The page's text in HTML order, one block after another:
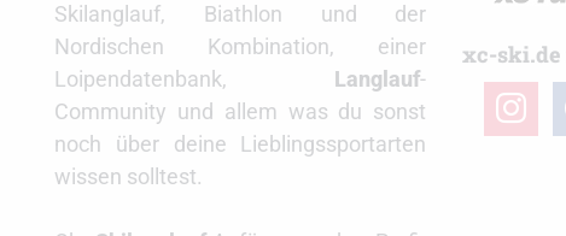
Skilanglauf, Biathlon und der
Nordischen Kombination, einer
Loipendatenbank, Langlauf-
Community und allem was du sonst
noch über deine Lieblingssportarten
wissen solltest.
xc-ski.de